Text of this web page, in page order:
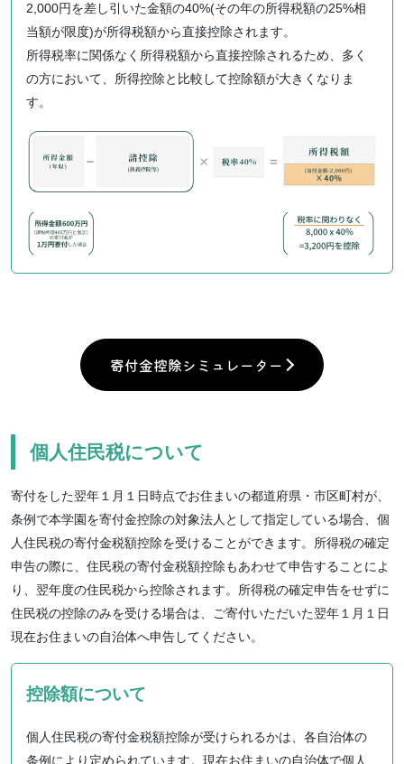
2,000円を差し引いた金額の40%(その年の所得税額の25%相
当額が限度)が所得税額から直接控除されます。
所得税率に関係なく所得税額から直接控除されるため、多く
の方において、所得控除と比較して控除額が大きくなりま
す。
寄付金控除シミュレーター
個人住民税について
寄付をした翌年１月１日時点でお住まいの都道府県・市区町村が、
条例で本学園を寄付金控除の対象法人として指定している場合、個
人住民税の寄付金税額控除を受けることができます。所得税の確定
申告の際に、住民税の寄付金税額控除もあわせて申告することによ
り、翌年度の住民税から控除されます。所得税の確定申告をせずに
住民税の控除のみを受ける場合は、ご寄付いただいた翌年１月１日
現在お住まいの自治体へ申告してください。
控除額について
個人住民税の寄付金税額控除が受けられるかは、各自治体の
条例により定められています。現在お住まいの自治体で個人